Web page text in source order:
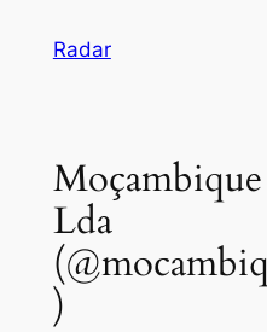
Radar
Lda
)